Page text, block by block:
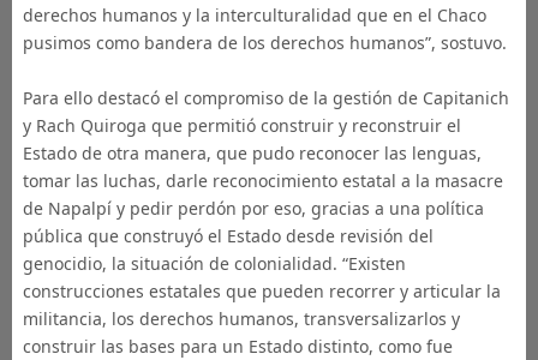
derechos humanos y la interculturalidad que en el Chaco
pusimos como bandera de los derechos humanos”, sostuvo.
Para ello destacó el compromiso de la gestión de Capitanich
y Rach Quiroga que permitió construir y reconstruir el
Estado de otra manera, que pudo reconocer las lenguas,
tomar las luchas, darle reconocimiento estatal a la masacre
de Napalpí y pedir perdón por eso, gracias a una política
pública que construyó el Estado desde revisión del
genocidio, la situación de colonialidad. “Existen
construcciones estatales que pueden recorrer y articular la
militancia, los derechos humanos, transversalizarlos y
construir las bases para un Estado distinto, como fue